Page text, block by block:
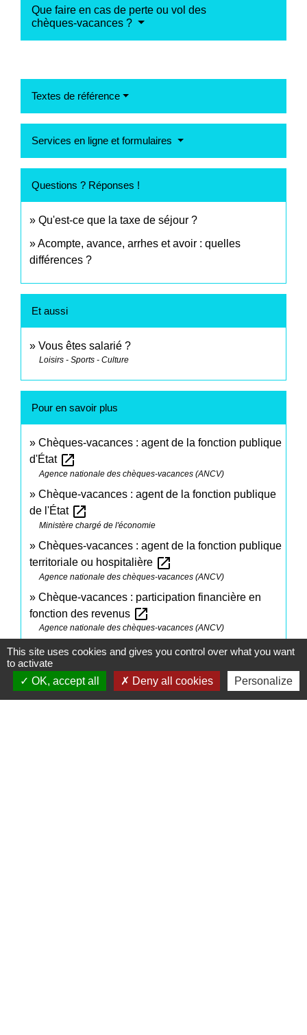
Que faire en cas de perte ou vol des
chèques-vacances ?
Textes de référence
Services en ligne et formulaires
Questions ? Réponses !
Qu'est-ce que la taxe de séjour ?
Acompte, avance, arrhes et avoir : quelles
différences ?
Et aussi
Vous êtes salarié ?
Loisirs - Sports - Culture
Pour en savoir plus
Chèques-vacances : agent de la fonction publique
d'État open_in_new
Agence nationale des chèques-vacances (ANCV)
Chèque-vacances : agent de la fonction publique
de l'État open_in_new
Ministère chargé de l'économie
Chèques-vacances : agent de la fonction publique
territoriale ou hospitalière open_in_new
Agence nationale des chèques-vacances (ANCV)
Chèque-vacances : participation financière en
fonction des revenus open_in_new
Agence nationale des chèques-vacances (ANCV)
Signaler une erreur sur cette page
This site uses cookies and gives you control over what you want
to activate
OK, accept all
Deny all cookies Personalize